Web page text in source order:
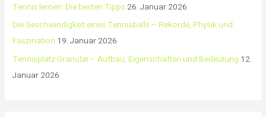
Tennis lernen: Die besten Tipps 26. Januar 2026
Die Geschwindigkeit eines Tennisballs – Rekorde, Physik und
Faszination 19. Januar 2026
Tennisplatz Granulat – Aufbau, Eigenschaften und Bedeutung 12.
Januar 2026